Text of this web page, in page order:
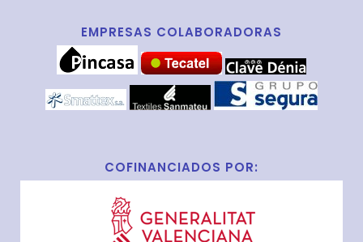
EMPRESAS COLABORADORAS
COFINANCIADOS POR: